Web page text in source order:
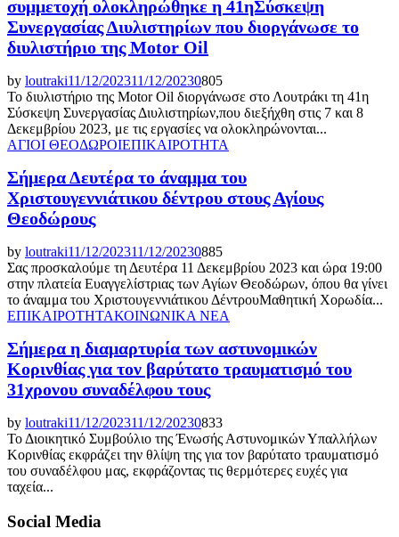
συμμετοχή ολοκληρώθηκε η 41ηΣύσκεψη
Συνεργασίας Διυλιστηρίων που διοργάνωσε το
διυλιστήριο της Motor Oil
by loutraki11/12/202311/12/20230805
Το διυλιστήριο της Motor Oil διοργάνωσε στο Λουτράκι τη 41η
Σύσκεψη Συνεργασίας Διυλιστηρίων,που διεξήχθη στις 7 και 8
Δεκεμβρίου 2023, με τις εργασίες να ολοκληρώνονται...
ΑΓΙΟΙ ΘΕΟΔΩΡΟΙΕΠΙΚΑΙΡΟΤΗΤΑ
Σήμερα Δευτέρα το άναμμα του
Χριστουγεννιάτικου δέντρου στους Αγίους
Θεοδώρους
by loutraki11/12/202311/12/20230885
Σας προσκαλούμε τη Δευτέρα 11 Δεκεμβρίου 2023 και ώρα 19:00
στην πλατεία Ευαγγελίστριας των Αγίων Θεοδώρων, όπου θα γίνει
το άναμμα του Χριστουγεννιάτικου ΔέντρουΜαθητική Χορωδία...
ΕΠΙΚΑΙΡΟΤΗΤΑΚΟΙΝΩΝΙΚΑ ΝΕΑ
Σήμερα η διαμαρτυρία των αστυνομικών
Κορινθίας για τον βαρύτατο τραυματισμό του
31χρονου συναδέλφου τους
by loutraki11/12/202311/12/20230833
Το Διοικητικό Συμβούλιο της Ένωσής Αστυνομικών Υπαλλήλων
Κορινθίας εκφράζει την θλίψη της για τον βαρύτατο τραυματισμό
του συναδέλφου μας, εκφράζοντας τις θερμότερες ευχές για
ταχεία...
Social Media